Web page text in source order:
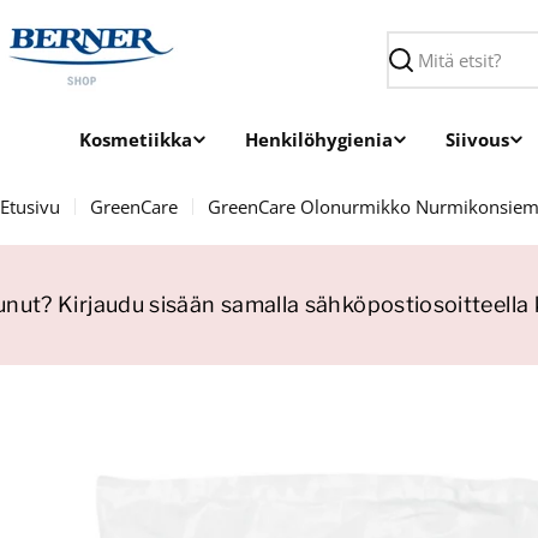
sisältöön
Haku
Kosmetiikka Henkilöhygienia Siivous
Etusivu GreenCare GreenCare Olonurmikko
Kirjaudu sisään samalla sähköpostiosoitteella